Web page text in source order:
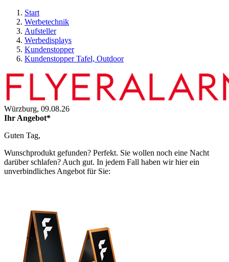
Start
Werbetechnik
Aufsteller
Werbedisplays
Kundenstopper
Kundenstopper Tafel, Outdoor
Würzburg, 09.08.26
Ihr Angebot*
Guten Tag,
Wunschprodukt gefunden? Perfekt. Sie wollen noch eine Nacht
darüber schlafen? Auch gut. In jedem Fall haben wir hier ein
unverbindliches Angebot für Sie: